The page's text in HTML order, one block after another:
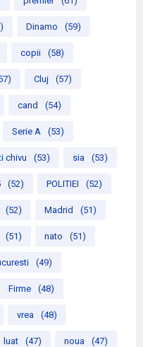
Dinamo (59)
copii (58)
Cluj (57)
cand (54)
Serie A (53)
chivu (53) sia (53)
(52) POLITIEI (52)
(52) Madrid (51)
(51) nato (51)
(49)
Firme (48)
vrea (48)
luat (47) noua (47)